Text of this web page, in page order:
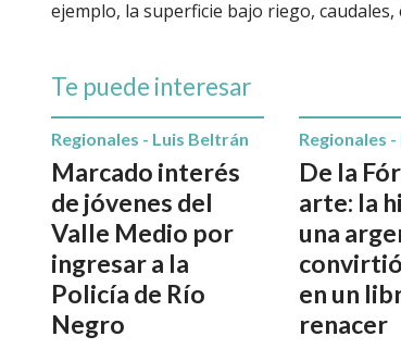
ejemplo, la superficie bajo riego,
Te puede interesar
Marcado interés
de jóvenes del
Valle Medio por
ingresar a la
Policía de Río
Negro
Regionales - Luis Beltrán
De la
arte: la
una
en un
renacer
Regionales